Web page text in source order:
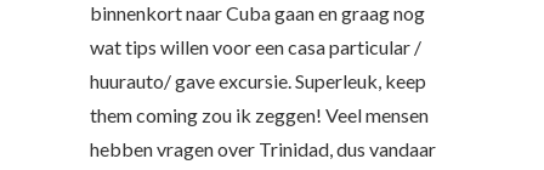
binnenkort naar Cuba gaan en graag nog
wat tips willen voor een casa particular /
huurauto/ gave excursie. Superleuk, keep
them coming zou ik zeggen! Veel mensen
hebben vragen over Trinidad, dus vandaar